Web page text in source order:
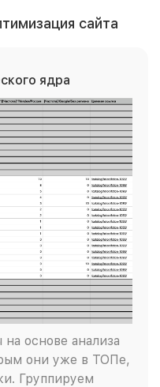
сайта
ядра
основе анализа
они уже в ТОПе,
Группируем